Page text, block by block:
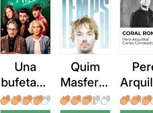
Una
bufetada
a temps
Quim
Masferre
r: Temps
: